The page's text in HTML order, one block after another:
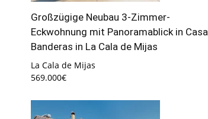
Großzügige Neubau 3-Zimmer-
Eckwohnung mit Panoramablick in Casa
Banderas in La Cala de Mijas
La Cala de Mijas
569.000€